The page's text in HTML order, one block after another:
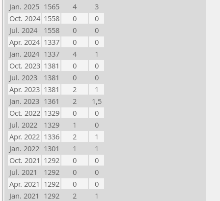
Jan. 2025 1565 4
3
Oct. 2024 1558 0
0
Jul. 2024
1558 0
0
Apr. 2024 1337 0
0
Jan. 2024 1337 4
1
Oct. 2023 1381 0
0
Jul. 2023
1381 0
0
Apr. 2023 1381 2
1
Jan. 2023 1361 2
1,5
Oct. 2022 1329 0
0
Jul. 2022
1329 1
0
Apr. 2022 1336 2
1
Jan. 2022 1301 1
1
Oct. 2021 1292 0
0
Jul. 2021
1292 0
0
Apr. 2021 1292 0
0
Jan. 2021 1292 2
1